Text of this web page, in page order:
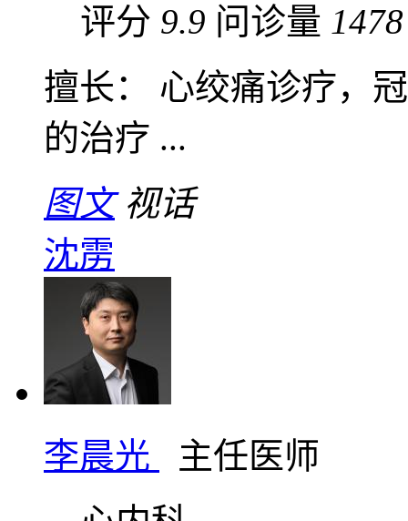
评分 9.9 问诊量 1478
擅长： 心绞痛诊疗，
的治疗 ...
图文 视话
沈雳
李晨光
主任医师